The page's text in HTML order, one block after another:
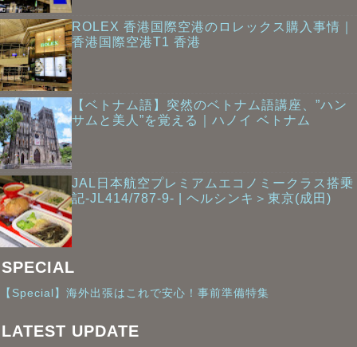
ROLEX 香港国際空港のロレックス購入事情｜
香港国際空港T1 香港
【ベトナム語】突然のベトナム語講座、”ハン
サムと美人”を覚える｜ハノイ ベトナム
JAL日本航空プレミアムエコノミークラス搭乗
記-JL414/787-9- | ヘルシンキ＞東京(成田)
SPECIAL
【Special】海外出張はこれで安心！事前準備特集
LATEST UPDATE